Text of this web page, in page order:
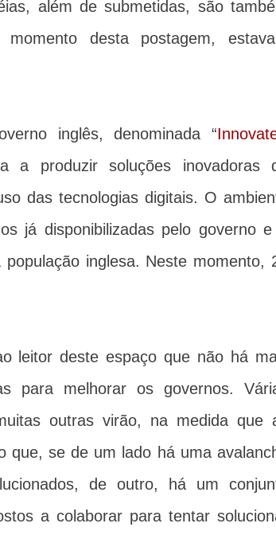
além de submetidas, são
desta postagem,
inglês, denominada “
a produzir soluções inovadoras
das tecnologias digitais. O
já disponibilizadas pelo governo
inglesa. Neste momento,
leitor deste espaço que não há
para melhorar os governos.
outras virão, na medida que
que, se de um lado há uma
de outro, há um
a colaborar para tentar